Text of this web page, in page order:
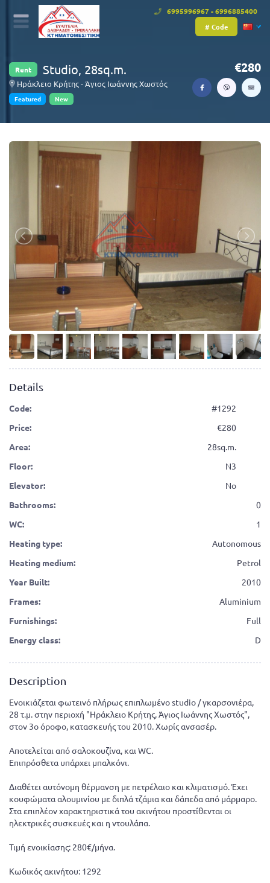
6995996967 - 6996885400
# Code
Rent Studio, 28sq.m.
Ηράκλειο Κρήτης - Άγιος Ιωάννης Χωστός
Featured New
280
Details
Code:
#1292
Price:
280
Area:
28sq.m.
Floor:
N3
Elevator:
No
Bathrooms:
0
WC:
1
Heating type:
Autonomous
Heating medium:
Petrol
Year Built:
2010
Frames:
Aluminium
Furnishings:
Full
Energy class:
D
Description
Ενοικιάζεται φωτεινό πλήρως επιπλωμένο studio / γκαρσονιέρα,
28 τ.μ. στην περιοχή "Ηράκλειο Κρήτης, Άγιος Ιωάννης Χωστός",
στον 3ο όροφο, κατασκευής του 2010. Χωρίς ανσασέρ.
Αποτελείται από σαλοκουζίνα, και WC.
Επιπρόσθετα υπάρχει μπαλκόνι.
Διαθέτει αυτόνομη θέρμανση με πετρέλαιο και κλιματισμό. Έχει
κουφώματα αλουμινίου με διπλά τζάμια και δάπεδα από μάρμαρο.
Στα επιπλέον χαρακτηριστικά του ακινήτου προστίθενται οι
ηλεκτρικές συσκευές και η ντουλάπα.
Τιμή ενοικίασης: 280€/μήνα.
Κωδικός ακινήτου: 1292